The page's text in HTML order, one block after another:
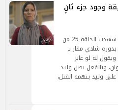
وجود جزء ثانٍ
الحلقة 25 من مسلسل برغم القانون شهدت الحلقة 25 من
بدوره شادي مقار بـ
له لو عايز
وبالفعل يصل وليد
وليد بتهمه القتل،